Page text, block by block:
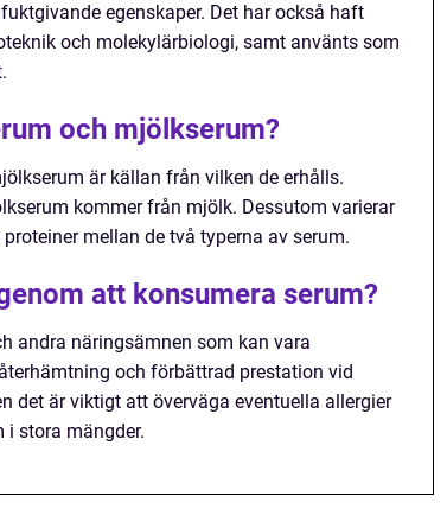
egenskaper. Det har också haft
och molekylärbiologi, samt använts som
och mjölkserum?
är källan från vilken de erhålls.
kommer från mjölk. Dessutom varierar
mellan de två typerna av serum.
att konsumera serum?
andra näringsämnen som kan vara
och förbättrad prestation vid
det är viktigt att överväga eventuella allergier
i stora mängder.